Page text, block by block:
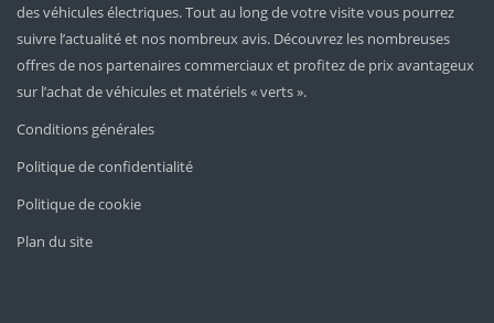
des véhicules électriques. Tout au long de votre visite vous pourrez
suivre l’actualité et nos nombreux avis. Découvrez les nombreuses
offres de nos partenaires commerciaux et profitez de prix avantageux
sur l’achat de véhicules et matériels « verts ».
Conditions générales
Politique de confidentialité
Politique de cookie
Plan du site